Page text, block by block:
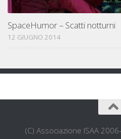
SpaceHumor – Scatti notturni
12 GIUGNO 2014
(C) Associazione ISAA